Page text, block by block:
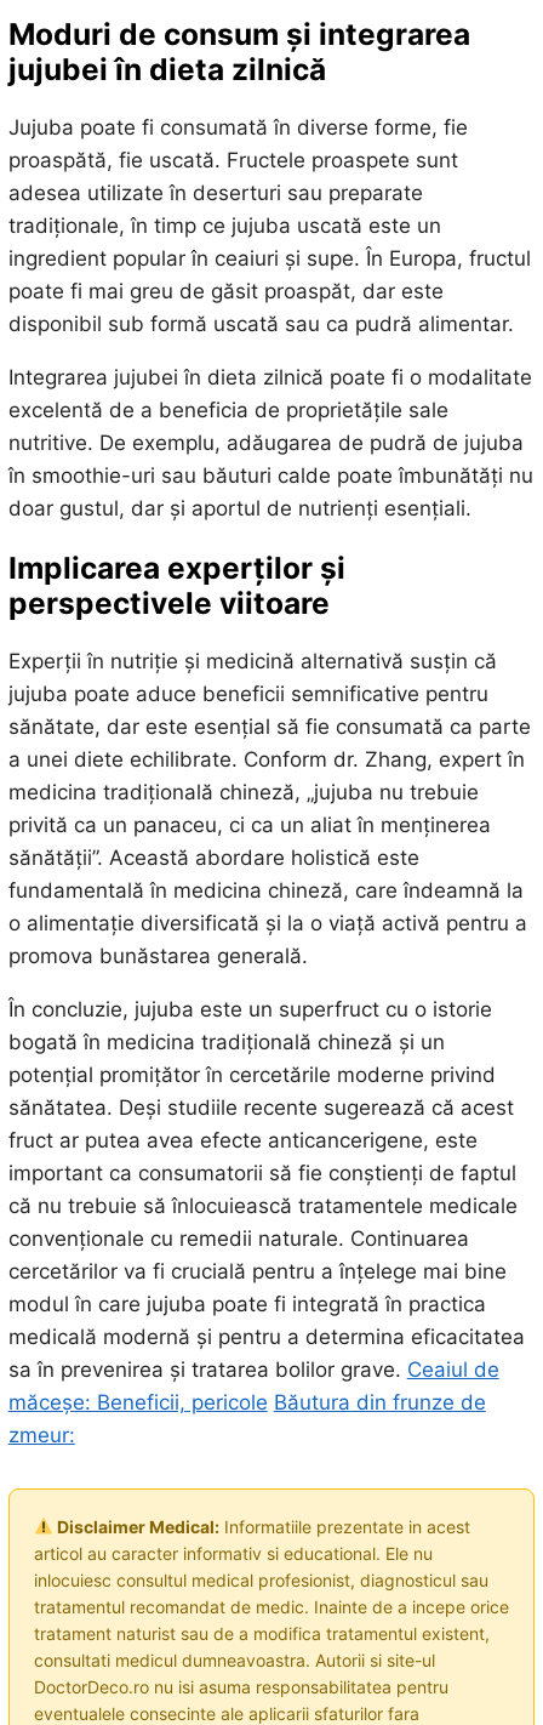
Moduri de consum și integrarea
jujubei în dieta zilnică
Jujuba poate fi consumată în diverse forme, fie
proaspătă, fie uscată. Fructele proaspete sunt
adesea utilizate în deserturi sau preparate
tradiționale, în timp ce jujuba uscată este un
ingredient popular în ceaiuri și supe. În Europa, fructul
poate fi mai greu de găsit proaspăt, dar este
disponibil sub formă uscată sau ca pudră alimentar.
Integrarea jujubei în dieta zilnică poate fi o modalitate
excelentă de a beneficia de proprietățile sale
nutritive. De exemplu, adăugarea de pudră de jujuba
în smoothie-uri sau băuturi calde poate îmbunătăți nu
doar gustul, dar și aportul de nutrienți esențiali.
Implicarea experților și
perspectivele viitoare
Experții în nutriție și medicină alternativă susțin că
jujuba poate aduce beneficii semnificative pentru
sănătate, dar este esențial să fie consumată ca parte
a unei diete echilibrate. Conform dr. Zhang, expert în
medicina tradițională chineză, „jujuba nu trebuie
privită ca un panaceu, ci ca un aliat în menținerea
sănătății”. Această abordare holistică este
fundamentală în medicina chineză, care îndeamnă la
o alimentație diversificată și la o viață activă pentru a
promova bunăstarea generală.
În concluzie, jujuba este un superfruct cu o istorie
bogată în medicina tradițională chineză și un
potențial promițător în cercetările moderne privind
sănătatea. Deși studiile recente sugerează că acest
fruct ar putea avea efecte anticancerigene, este
important ca consumatorii să fie conștienți de faptul
că nu trebuie să înlocuiească tratamentele medicale
convenționale cu remedii naturale. Continuarea
cercetărilor va fi crucială pentru a înțelege mai bine
modul în care jujuba poate fi integrată în practica
medicală modernă și pentru a determina eficacitatea
sa în prevenirea și tratarea bolilor grave. Ceaiul de
măceșe: Beneficii, pericole Băutura din frunze de
zmeur:
Disclaimer Medical:Informatiile prezentate in acest
articol au caracter informativ si educational. Ele nu
inlocuiesc consultul medical profesionist, diagnosticul sau
tratamentul recomandat de medic. Inainte de a incepe orice
tratament naturist sau de a modifica tratamentul existent,
consultati medicul dumneavoastra. Autorii si site-ul
DoctorDeco.ro nu isi asuma responsabilitatea pentru
eventualele consecinte ale aplicarii sfaturilor fara